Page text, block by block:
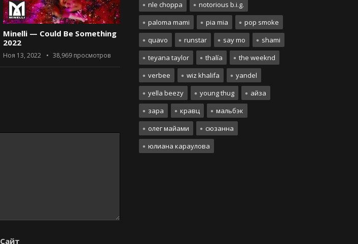
Minelli — Could Be Something
2022
Ноя 13, 2022 38,969 просмотров
Сайт
nle choppa
notorious b.i.g.
paloma mami
pia mia
pop smoke
quavo
runstar say mo
shami
teyana taylor
thalía
the weeknd
verbee
wiz khalifa
yandel
yella beezy
young thug
айза
зара
кравц
мальбэк
олег майами
сюзанна
юлиана караулова